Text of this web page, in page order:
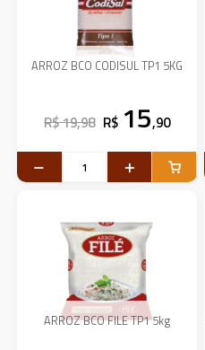
ARROZ BCO CODISUL TP1 5KG
R$ 19,98 R$ 15,90
ARROZ BCO FILE TP1 5kg